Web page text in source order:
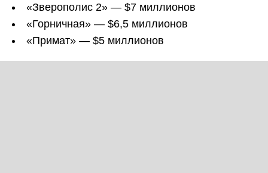
«Зверополис 2» — $7 миллионов
«Горничная» — $6,5 миллионов
«Примат» — $5 миллионов